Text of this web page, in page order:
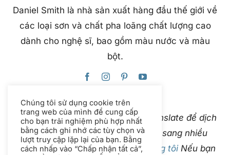
Daniel Smith là nhà sản xuất hàng đầu thế giới về
các loại sơn và chất pha loãng chất lượng cao
dành cho nghệ sĩ, bao gồm màu nước và màu
bột.
Trang web này sử dụng Google Translate để dịch
nội dung ngay lập tức và tự động sang nhiều
ngôn ngữ. Vui lòngliên hệ với chúng tôiNếu bạn
Chúng tôi sử dụng cookie trên
trang web của mình để cung cấp
cho bạn trải nghiệm phù hợp nhất
bằng cách ghi nhớ các tùy chọn và
lượt truy cập lặp lại của bạn. Bằng
cách nhấp vào “Chấp nhận tất cả”,